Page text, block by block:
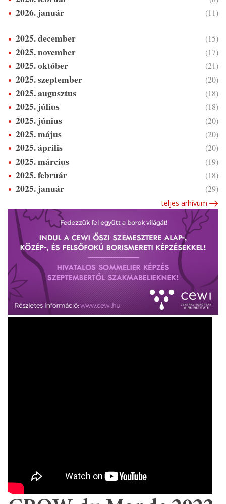
2026. január (11)
2025. december (15)
2025. november (17)
2025. október (21)
2025. szeptember (20)
2025. augusztus (18)
2025. július (18)
2025. június (20)
2025. május (20)
2025. április (20)
2025. március (19)
2025. február (18)
2025. január (29)
teljes arhívum